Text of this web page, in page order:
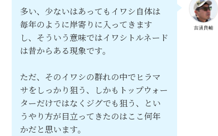
吉清良輔
多い、少ないはあってもイワシ自体は
毎年のように岸寄りに入ってきます
し、そういう意味ではイワシトルネード
は昔からある現象です。
ただ、そのイワシの群れの中でヒラマ
サをしっかり狙う、しかもトップウォー
ターだけではなくジグでも狙う、とい
うやり方が目立ってきたのはここ何年
かだと思います。